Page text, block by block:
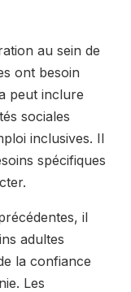
au sein de
ont besoin
peut inclure
sociales
inclusives. Il
spécifiques
il
adultes
la confiance
Les